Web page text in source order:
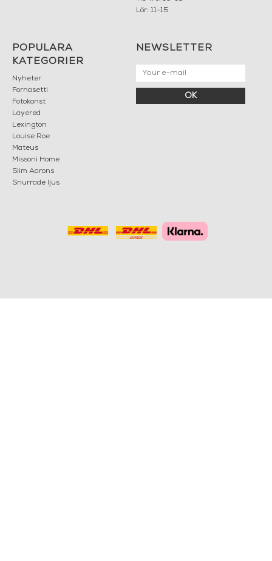
Lör: 11-15
POPULÄRA
KATEGORIER
Nyheter
Fornasetti
Fotokonst
Layered
Lexington
Louise Roe
Mateus
Missoni Home
Slim Aarons
Snurrade ljus
NEWSLETTER
OK